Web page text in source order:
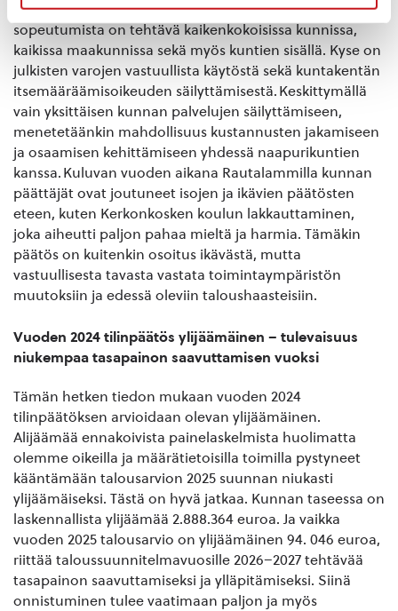
naapurikuntien kanssa. Tätä niin sanottua älykästä
sopeutumista on tehtävä kaikenkokoisissa kunnissa,
kaikissa maakunnissa sekä myös kuntien sisällä. Kyse on
julkisten varojen vastuullista käytöstä sekä kuntakentän
itsemääräämisoikeuden säilyttämisestä. Keskittymällä
vain yksittäisen kunnan palvelujen säilyttämiseen,
menetetäänkin mahdollisuus kustannusten jakamiseen
ja osaamisen kehittämiseen yhdessä naapurikuntien
kanssa. Kuluvan vuoden aikana Rautalammilla kunnan
päättäjät ovat joutuneet isojen ja ikävien päätösten
eteen, kuten Kerkonkosken koulun lakkauttaminen,
joka aiheutti paljon pahaa mieltä ja harmia. Tämäkin
päätös on kuitenkin osoitus ikävästä, mutta
vastuullisesta tavasta vastata toimintaympäristön
muutoksiin ja edessä oleviin taloushaasteisiin.
Vuoden 2024 tilinpäätös ylijäämäinen – tulevaisuus
niukempaa tasapainon saavuttamisen vuoksi
Tämän hetken tiedon mukaan vuoden 2024
tilinpäätöksen arvioidaan olevan ylijäämäinen.
Alijäämää ennakoivista painelaskelmista huolimatta
olemme oikeilla ja määrätietoisilla toimilla pystyneet
kääntämään talousarvion 2025 suunnan niukasti
ylijäämäiseksi. Tästä on hyvä jatkaa. Kunnan taseessa on
laskennallista ylijäämää 2.888.364 euroa. Ja vaikka
vuoden 2025 talousarvio on ylijäämäinen 94. 046 euroa,
riittää taloussuunnitelmavuosille 2026–2027 tehtävää
tasapainon saavuttamiseksi ja ylläpitämiseksi. Siinä
onnistuminen tulee vaatimaan paljon ja myös